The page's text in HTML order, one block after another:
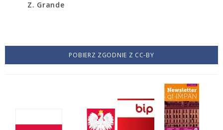
Z. Grande
POBIERZ ZGODNIE Z CC-BY